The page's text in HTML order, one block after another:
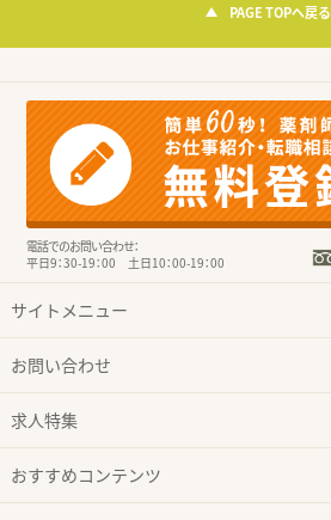
PAGE TOPへ戻る
電話でのお問い合わせ：
平日9：30-19：00 土日10：00-19：00
サイトメニュー
お問い合わせ
求人特集
おすすめコンテンツ